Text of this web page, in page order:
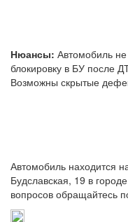
Нюансы: Автомобиль не
блокировку в БУ после
Возможны скрытые
Автомобиль находится
Будславская, 19 в
вопросов обращайтесь